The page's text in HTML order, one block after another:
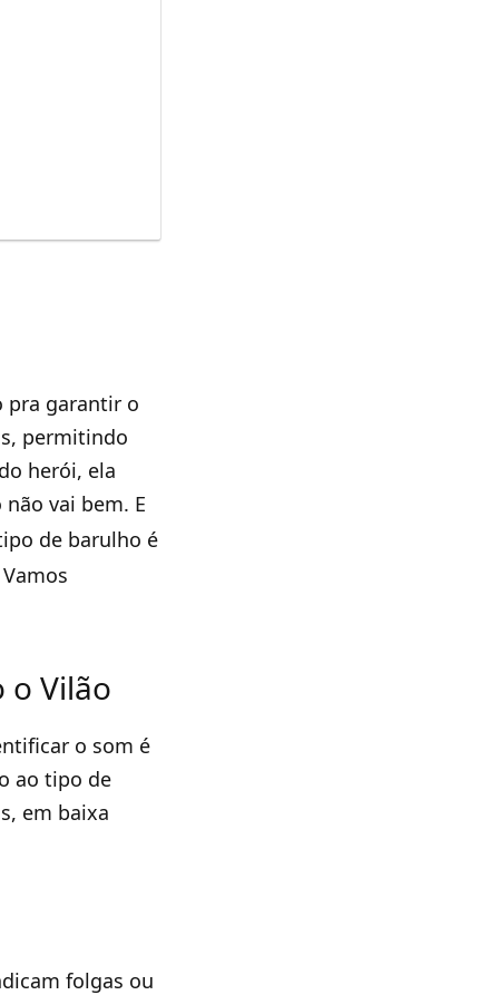
pra garantir o
permitindo
herói, ela
vai bem. E
de barulho é
o Vilão
o som é
ao tipo de
em baixa
folgas ou